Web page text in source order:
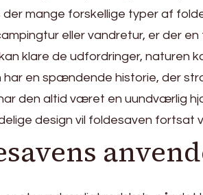
der mange forskellige typer af
eller vandretur, er der
klare de udfordringer, naturen
har en spændende historie, der
den altid været en uundværlig
design vil foldesaven